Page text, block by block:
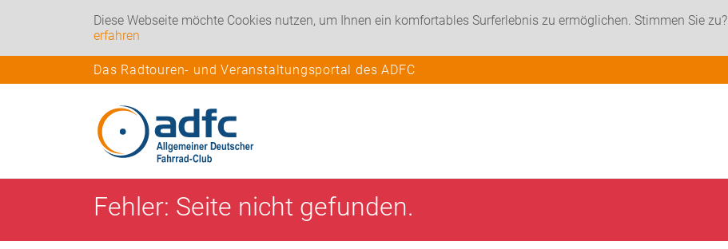
Diese Webseite möchte Cookies nutzen, um Ihnen ein komfortables Surferlebnis zu ermöglichen. Stimmen Sie zu?
erfahren
Das Radtouren- und Veranstaltungsportal des ADFC
Fehler: Seite nicht gefunden.